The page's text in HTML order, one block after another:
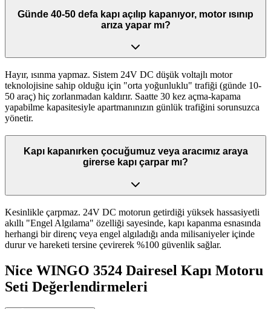
Günde 40-50 defa kapı açılıp kapanıyor, motor ısınıp
arıza yapar mı?
Hayır, ısınma yapmaz. Sistem 24V DC düşük voltajlı motor
teknolojisine sahip olduğu için "orta yoğunluklu" trafiği (günde 10-
50 araç) hiç zorlanmadan kaldırır. Saatte 30 kez açma-kapama
yapabilme kapasitesiyle apartmanınızın günlük trafiğini sorunsuzca
yönetir.
Kapı kapanırken çocuğumuz veya aracımız araya
girerse kapı çarpar mı?
Kesinlikle çarpmaz. 24V DC motorun getirdiği yüksek hassasiyetli
akıllı "Engel Algılama" özelliği sayesinde, kapı kapanma esnasında
herhangi bir direnç veya engel algıladığı anda milisaniyeler içinde
durur ve hareketi tersine çevirerek %100 güvenlik sağlar.
Nice WINGO 3524 Dairesel Kapı Motoru
Seti Değerlendirmeleri